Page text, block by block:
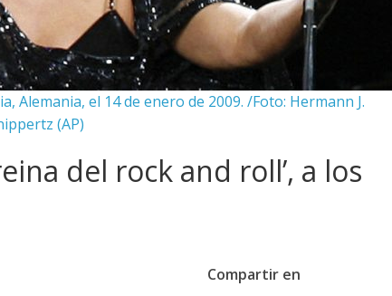
el 14 de enero de 2009. /Foto: Hermann J.
(AP)
del rock and roll’, a los
Compartir en